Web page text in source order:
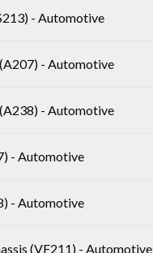
- Automotive
- Automotive
- Automotive
- Automotive
- Automotive
(VF211) - Automotive